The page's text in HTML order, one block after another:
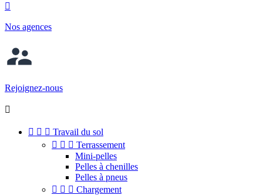

Nos agences
Rejoignez-nous

   Travail du sol
   Terrassement
Mini-pelles
Pelles à chenilles
Pelles à pneus
   Chargement